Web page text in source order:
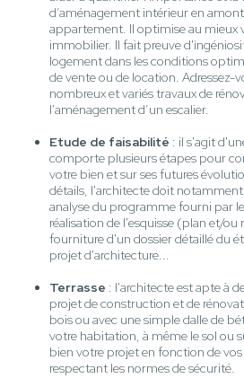
d’aménagement intérieur en
appartement. Il optimise au mieux
immobilier. Il fait preuve
logement dans les conditions
de vente ou de location. Adressez-
nombreux et variés travaux de
l'aménagement d’un escalier.
Etude de faisabilité : il s'agit
comporte plusieurs étapes pour
votre bien et sur ses futures
détails, l'architecte doit
analyse du programme fourni par
réalisation de l'esquisse (plan et/
fourniture d'un dossier détaillé du
projet d'architecture...
Terrasse : l'architecte est apte à
projet de construction et de
bois ou avec une simple dalle de
votre habitation, à même le sol ou
bien votre projet en fonction de
respectant les normes de sécurité.